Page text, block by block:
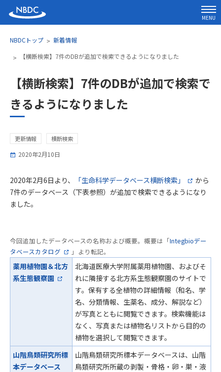
MENU
NBDCトップ
新着情報
【横断検索】7件のDBが追加で検索できるようになりました
【横断検索】7件のDBが追加で検索で
きるようになりました
更新情報 横断検索
2020年2月10日
2020年2月6日より、 「生命科学データベース横断検索」
から
7件のデータベース（下表参照）が追加で検索できるようになり
ました。
今回追加したデータベースの名称および概要。概要は「Integbioデー
タベースカタログ
」より転記。
薬用植物園＆北方
系生態観察園
北海道医療大学附属薬用植物園、およびそ
れに隣接する北方系生態観察園のサイトで
す。保有する全植物の詳細情報（和名、学
名、分類情報、生薬名、成分、解説など）
が写真とともに閲覧できます。検索機能は
なく、写真または植物名リストから目的の
植物を選択して閲覧できます。
山階鳥類研究所標
本データベース
山階鳥類研究所標本データベースは、山階
鳥類研究所所蔵の剥製・骨格・卵・巣・液